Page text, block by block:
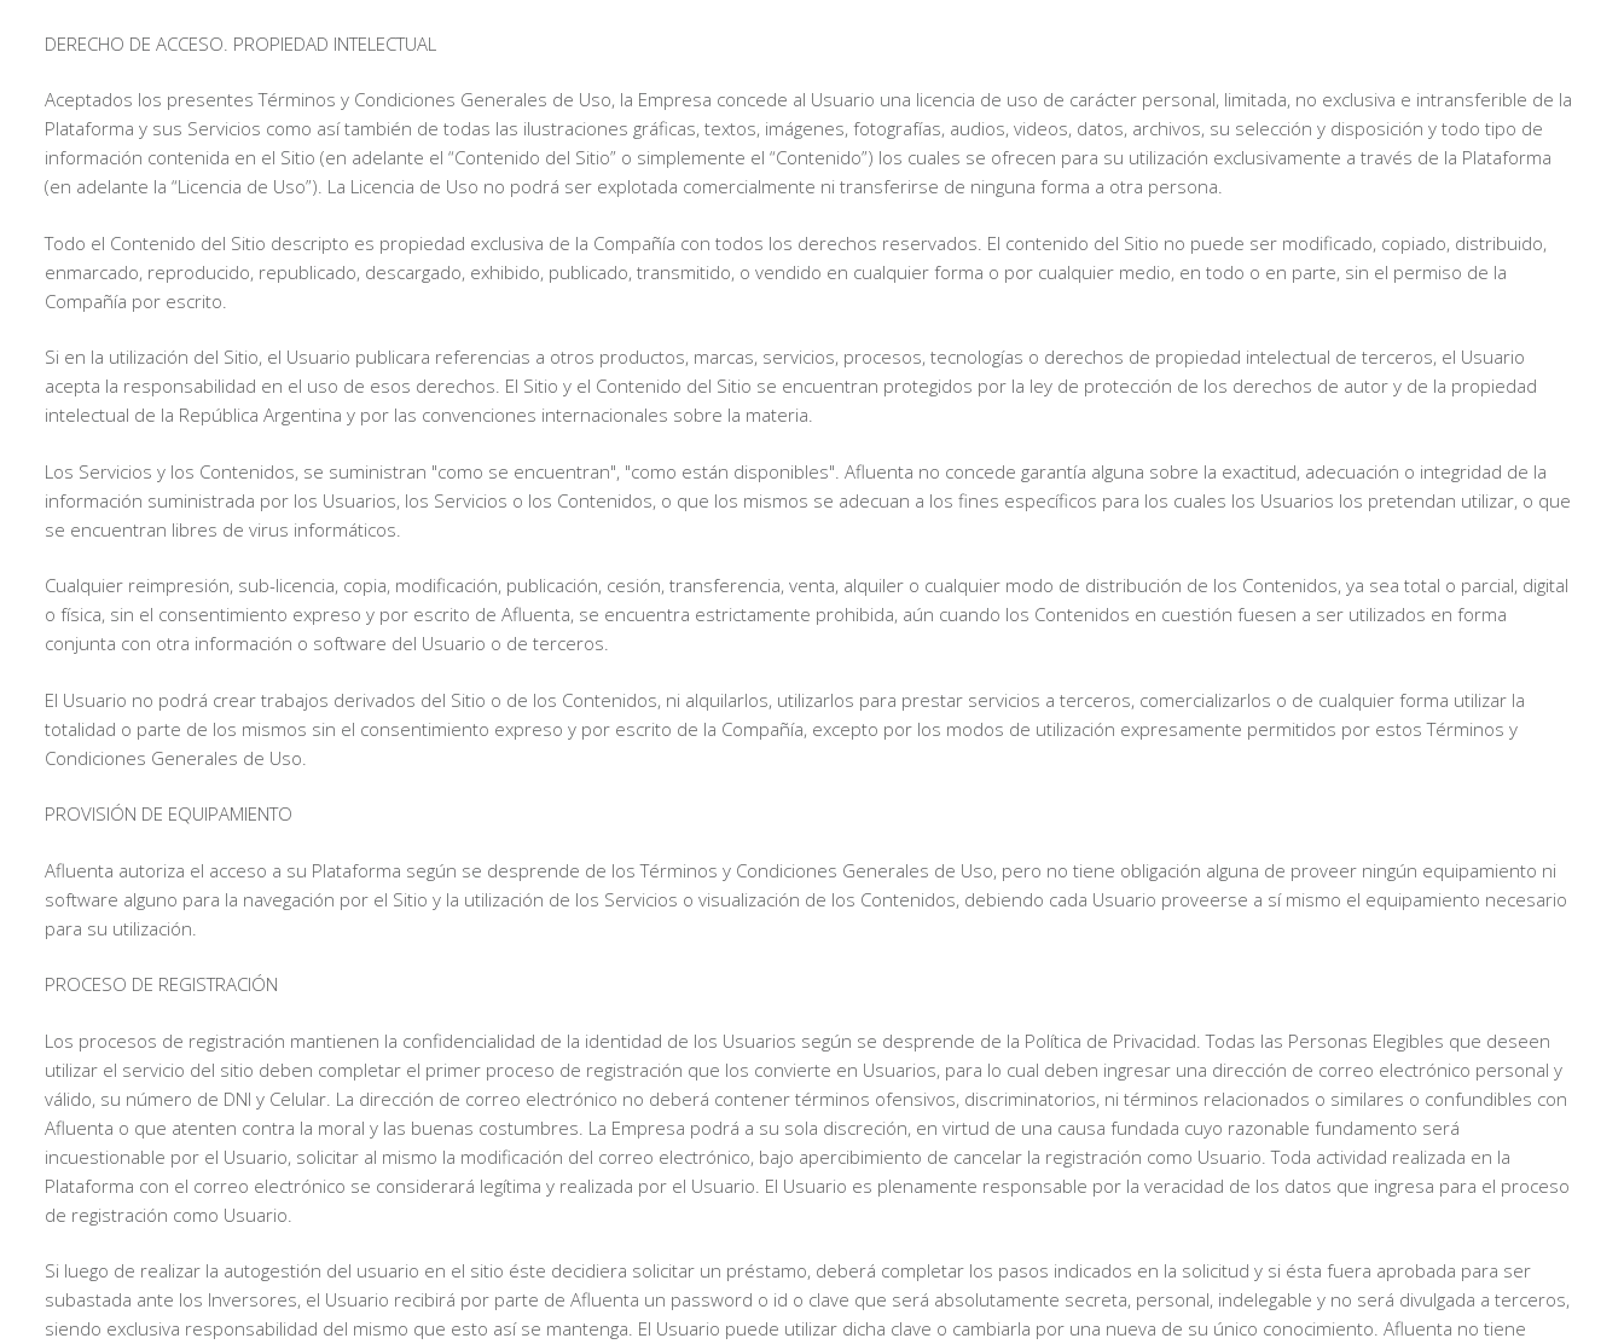
DERECHO DE ACCESO. PROPIEDAD INTELECTUAL
Aceptados los presentes Términos y Condiciones Generales de Uso, la Empresa concede al Usuario una licencia de uso de carácter personal, limitada, no exclusiva e intransferible de la
Plataforma y sus Servicios como así también de todas las ilustraciones gráficas, textos, imágenes, fotografías, audios, videos, datos, archivos, su selección y disposición y todo tipo de
información contenida en el Sitio (en adelante el “Contenido del Sitio” o simplemente el “Contenido”) los cuales se ofrecen para su utilización exclusivamente a través de la Plataforma
(en adelante la “Licencia de Uso”). La Licencia de Uso no podrá ser explotada comercialmente ni transferirse de ninguna forma a otra persona.
Todo el Contenido del Sitio descripto es propiedad exclusiva de la Compañía con todos los derechos reservados. El contenido del Sitio no puede ser modificado, copiado, distribuido,
enmarcado, reproducido, republicado, descargado, exhibido, publicado, transmitido, o vendido en cualquier forma o por cualquier medio, en todo o en parte, sin el permiso de la
Compañía por escrito.
Si en la utilización del Sitio, el Usuario publicara referencias a otros productos, marcas, servicios, procesos, tecnologías o derechos de propiedad intelectual de terceros, el Usuario
acepta la responsabilidad en el uso de esos derechos. El Sitio y el Contenido del Sitio se encuentran protegidos por la ley de protección de los derechos de autor y de la propiedad
intelectual de la República Argentina y por las convenciones internacionales sobre la materia.
Los Servicios y los Contenidos, se suministran "como se encuentran", "como están disponibles". Afluenta no concede garantía alguna sobre la exactitud, adecuación o integridad de la
información suministrada por los Usuarios, los Servicios o los Contenidos, o que los mismos se adecuan a los fines específicos para los cuales los Usuarios los pretendan utilizar, o que
se encuentran libres de virus informáticos.
Cualquier reimpresión, sub-licencia, copia, modificación, publicación, cesión, transferencia, venta, alquiler o cualquier modo de distribución de los Contenidos, ya sea total o parcial, digital
o física, sin el consentimiento expreso y por escrito de Afluenta, se encuentra estrictamente prohibida, aún cuando los Contenidos en cuestión fuesen a ser utilizados en forma
conjunta con otra información o software del Usuario o de terceros.
El Usuario no podrá crear trabajos derivados del Sitio o de los Contenidos, ni alquilarlos, utilizarlos para prestar servicios a terceros, comercializarlos o de cualquier forma utilizar la
totalidad o parte de los mismos sin el consentimiento expreso y por escrito de la Compañía, excepto por los modos de utilización expresamente permitidos por estos Términos y
Condiciones Generales de Uso.
PROVISIÓN DE EQUIPAMIENTO
Afluenta autoriza el acceso a su Plataforma según se desprende de los Términos y Condiciones Generales de Uso, pero no tiene obligación alguna de proveer ningún equipamiento ni
software alguno para la navegación por el Sitio y la utilización de los Servicios o visualización de los Contenidos, debiendo cada Usuario proveerse a sí mismo el equipamiento necesario
para su utilización.
PROCESO DE REGISTRACIÓN
Los procesos de registración mantienen la confidencialidad de la identidad de los Usuarios según se desprende de la Política de Privacidad. Todas las Personas Elegibles que deseen
utilizar el servicio del sitio deben completar el primer proceso de registración que los convierte en Usuarios, para lo cual deben ingresar una dirección de correo electrónico personal y
válido, su número de DNI y Celular. La dirección de correo electrónico no deberá contener términos ofensivos, discriminatorios, ni términos relacionados o similares o confundibles con
Afluenta o que atenten contra la moral y las buenas costumbres. La Empresa podrá a su sola discreción, en virtud de una causa fundada cuyo razonable fundamento será
incuestionable por el Usuario, solicitar al mismo la modificación del correo electrónico, bajo apercibimiento de cancelar la registración como Usuario. Toda actividad realizada en la
Plataforma con el correo electrónico se considerará legítima y realizada por el Usuario. El Usuario es plenamente responsable por la veracidad de los datos que ingresa para el proceso
de registración como Usuario.
Si luego de realizar la autogestión del usuario en el sitio éste decidiera solicitar un préstamo, deberá completar los pasos indicados en la solicitud y si ésta fuera aprobada para ser
subastada ante los Inversores, el Usuario recibirá por parte de Afluenta un password o id o clave que será absolutamente secreta, personal, indelegable y no será divulgada a terceros,
siendo exclusiva responsabilidad del mismo que esto así se mantenga. El Usuario puede utilizar dicha clave o cambiarla por una nueva de su único conocimiento. Afluenta no tiene